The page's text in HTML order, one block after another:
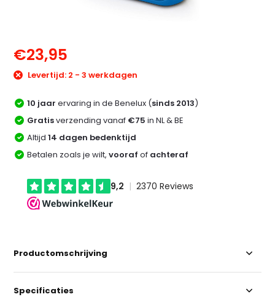
€23,95
Levertijd: 2 - 3 werkdagen
10 jaar ervaring in de Benelux (sinds 2013)
Gratisverzending vanaf €75 in NL & BE
Altijd14 dagen bedenktijd
Betalen zoals je wilt,vooraf of achteraf
Productomschrijving
Specificaties